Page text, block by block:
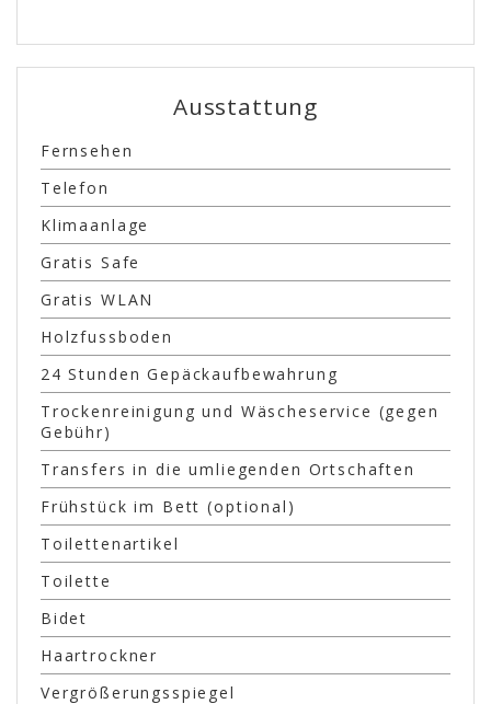
Ausstattung
Fernsehen
Telefon
Klimaanlage
Gratis Safe
Gratis WLAN
Holzfussboden
24 Stunden Gepäckaufbewahrung
Trockenreinigung und Wäscheservice (gegen
Gebühr)
Transfers in die umliegenden Ortschaften
Frühstück im Bett (optional)
Toilettenartikel
Toilette
Bidet
Haartrockner
Vergrößerungsspiegel